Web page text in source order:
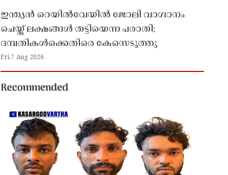
ഇന്ത്യൻ റെയിൽവേയിൽ ജോലി വാഗ്ദാനം
ചെയ്ത് ലക്ഷങ്ങൾ തട്ടിയെന്ന പരാതി;
ദമ്പതികൾക്കെതിരെ കേസെടുത്തു
Fri,7 Aug 2026
Recommended